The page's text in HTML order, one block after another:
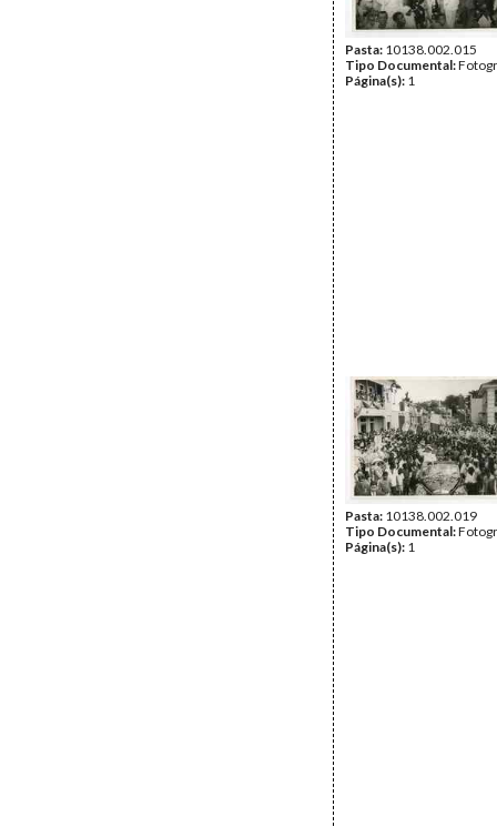
Pasta: 10138.002.015
Tipo Documental:
Página(s): 1
Pasta: 10138.002.019
Tipo Documental:
Página(s): 1